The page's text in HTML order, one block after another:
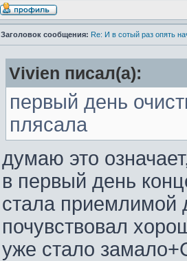
Заголовок сообщения: Re: И в сотый раз опять
Vivien писал(а):
первый день
плясала
думаю это
в первый день
стала приемлимой
почувствовал
уже стало